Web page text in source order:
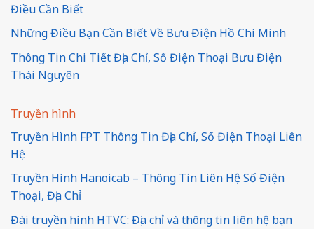
Điều Cần Biết
Những Điều Bạn Cần Biết Về Bưu Điện Hồ Chí Minh
Thông Tin Chi Tiết Địa Chỉ, Số Điện Thoại Bưu Điện
Thái Nguyên
Truyền hình
Truyền Hình FPT Thông Tin Địa Chỉ, Số Điện Thoại Liên
Hệ
Truyền Hình Hanoicab – Thông Tin Liên Hệ Số Điện
Thoại, Địa Chỉ
Đài truyền hình HTVC: Địa chỉ và thông tin liên hệ bạn